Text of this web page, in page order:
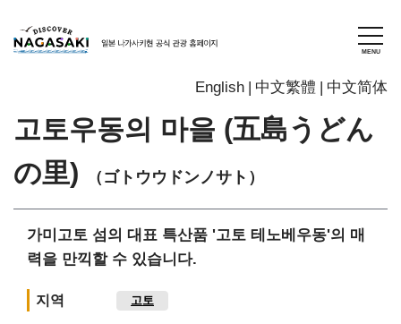
English 中文繁體 中文简体
고토우동의 마을 (五島うどん
の里)
（ゴトウウドンノサト）
가미고토 섬의 대표 특산품 '고토 테노베우동'의 매
력을 만끽할 수 있습니다.
지역 고토